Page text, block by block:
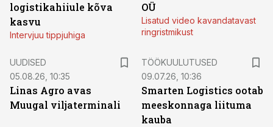
logistikahiiule kõva
kasvu
Intervjuu tippjuhiga
OÜ
Lisatud video kavandatavast
ringristmikust
UUDISED
05.08.26, 10:35
Linas Agro avas
Muugal viljaterminali
TÖÖKUULUTUSED
09.07.26, 10:36
Smarten Logistics ootab
meeskonnaga liituma
kauba